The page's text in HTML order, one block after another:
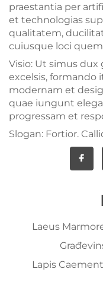
praestantia per
et technologias
qualitatem,
cuiusque loci
Visio: Ut simus
excelsis, formando
modernam et
quae iungunt
progressam et
Slogan: Fortior.
Laeus
Lapis